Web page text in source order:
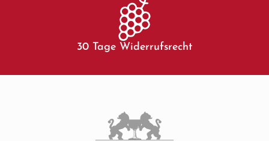
30 Tage Widerrufsrecht